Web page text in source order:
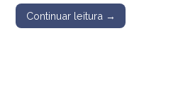
Continuar leitura →